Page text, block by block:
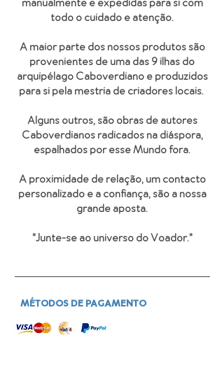
manualmente e expedidas para si com
todo o cuidado e atenção.
A maior parte dos nossos produtos são
provenientes de uma das 9 ilhas do
arquipélago Caboverdiano e produzidos
para si pela mestria de criadores locais.
Alguns outros, são obras de autores
Caboverdianos radicados na diáspora,
espalhados por esse Mundo fora.
A proximidade de relação, um contacto
personalizado e a confiança, são a nossa
grande aposta.
"Junte-se ao universo do Voador."
MÉTODOS DE PAGAMENTO